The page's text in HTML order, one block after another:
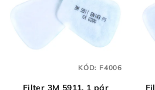
Filter 3M 5911, 1 pár
KÓD: F4006